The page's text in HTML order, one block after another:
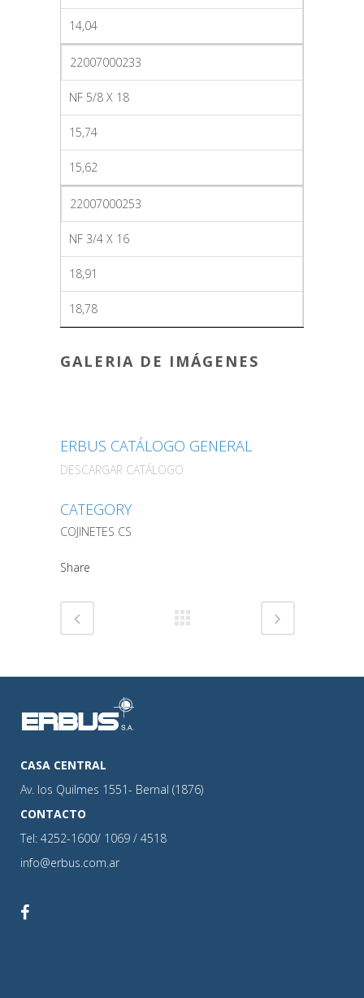
14,04
22007000233
NF 5/8 X 18
15,74
15,62
22007000253
NF 3/4 X 16
18,91
18,78
GALERIA DE IMÁGENES
ERBUS CATÁLOGO GENERAL
DESCARGAR CATÁLOGO
CATEGORY
COJINETES CS
Share
CASA CENTRAL
Av. los Quilmes 1551- Bernal (1876)
CONTACTO
Tel: 4252-1600/ 1069 / 4518
info@erbus.com.ar